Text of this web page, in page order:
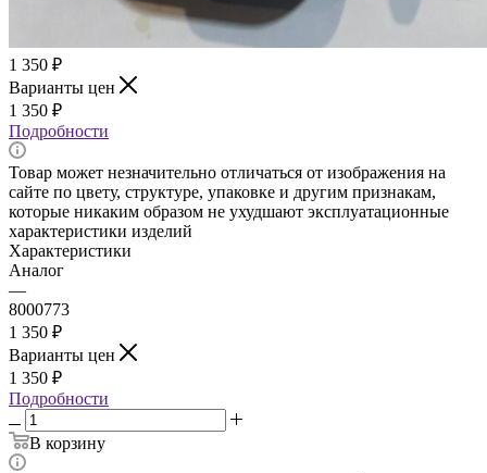
1 350 ₽
Варианты цен
1 350 ₽
Подробности
Товар может незначительно отличаться от изображения на
сайте по цвету, структуре, упаковке и другим признакам,
которые никаким образом не ухудшают эксплуатационные
характеристики изделий
Характеристики
Аналог
—
8000773
1 350 ₽
Варианты цен
1 350 ₽
Подробности
В корзину